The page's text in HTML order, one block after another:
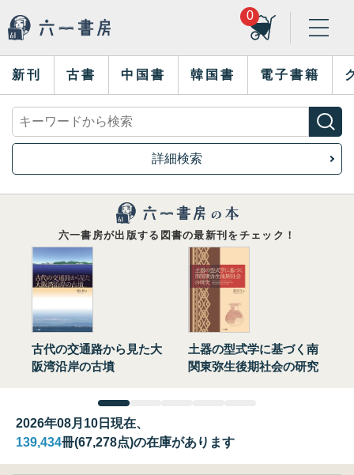
0
新刊 古書 中国書 韓国書 電子書籍
詳細検索
六一書房が出版する図書の最新刊をチェック！
古代の交通路から見た大
阪湾沿岸の古墳
土器の型式学に基づく南
関東弥生後期社会の研究
2026年08月10日現在、
139,434冊(67,278点)の在庫があります